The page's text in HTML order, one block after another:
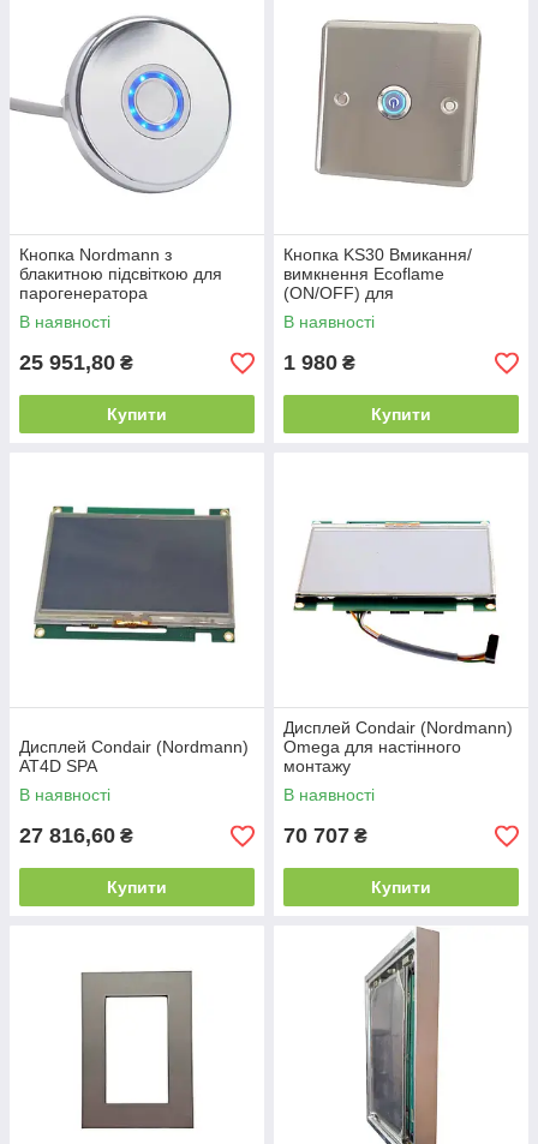
Кнопка Nordmann з
блакитною підсвіткою для
парогенератора
В наявності
25 951,80 ₴
Купити
Кнопка KS30 Вмикання/
вимкнення Ecoflame
(ON/OFF) для
парогенератора
В наявності
1 980 ₴
Купити
Дисплей Condair (Nordmann)
AT4D SPA
В наявності
27 816,60 ₴
Купити
Дисплей Condair (Nordmann)
Omega для настінного
монтажу
В наявності
70 707 ₴
Купити